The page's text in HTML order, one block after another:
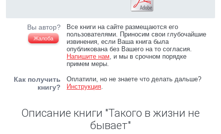
Вы автор?
Жалоба
Все книги на сайте размещаются его
пользователями. Приносим свои глубочайшие
извинения, если Ваша книга была
опубликована без Вашего на то согласия.
Напишите нам, и мы в срочном порядке
примем меры.
Как получить
книгу?
Оплатили, но не знаете что делать дальше?
Инструкция.
Описание книги "Такого в жизни не
бывает"